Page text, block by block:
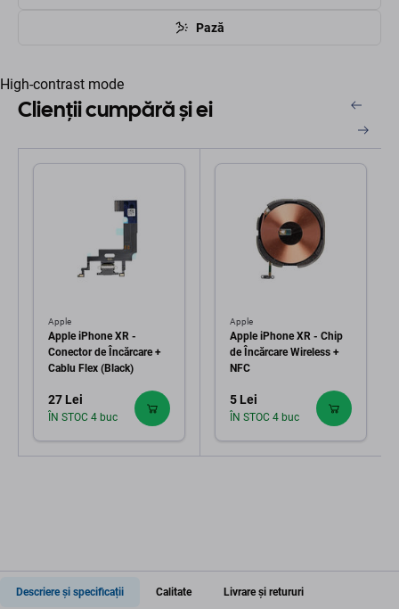
Pază
High-contrast mode
Clienții cumpără și ei
Apple
Apple iPhone XR -
Conector de Încărcare +
Cablu Flex (Black)
27 Lei
ÎN STOC 4 buc
Apple
Apple iPhone XR - Chip
de Încărcare Wireless +
NFC
5 Lei
ÎN STOC 4 buc
Descriere și specificații Calitate Livrare și retururi